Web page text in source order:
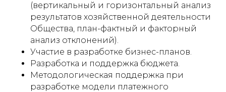
(вертикальный и горизонтальный анализ
результатов хозяйственной деятельности
Общества, план-фактный и факторный
анализ отклонений).
Участие в разработке бизнес-планов.
Разработка и поддержка бюджета.
Методологическая поддержка при
разработке модели платежного